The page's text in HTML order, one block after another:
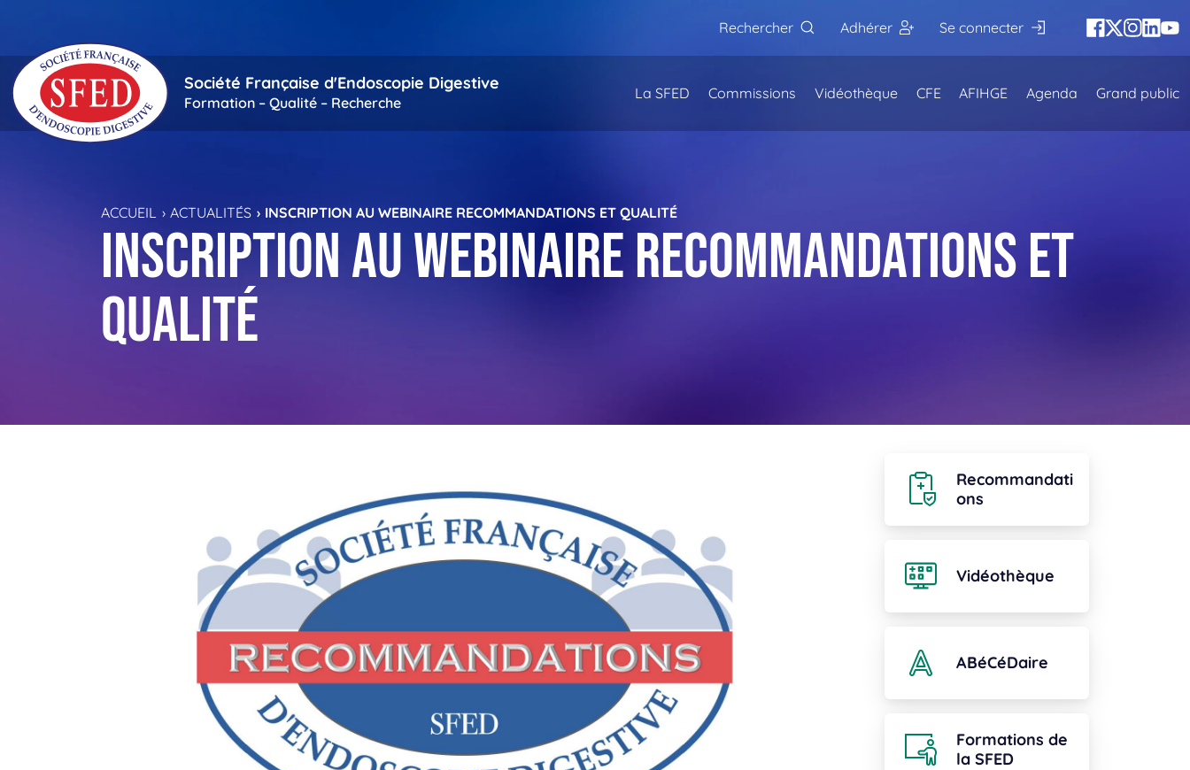
Rechercher
Adhérer Se connecter
Société Française d'Endoscopie Digestive
Formation – Qualité – Recherche
La SFED Commissions Vidéothèque CFE AFIHGE Agenda Grand public
ACCUEIL ACTUALITÉS INSCRIPTION AU WEBINAIRE RECOMMANDATIONS ET QUALITÉ
INSCRIPTION AU WEBINAIRE RECOMMANDATIONS ET
QUALITÉ
Recommandati
ons
Vidéothèque
ABéCéDaire
Formations de
la SFED